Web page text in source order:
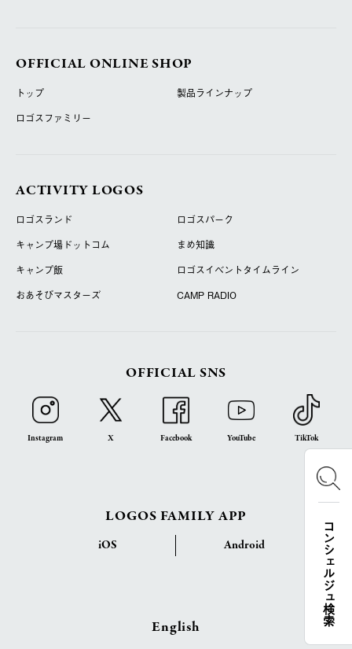
コンシェルジュ検索
OFFICIAL ONLINE SHOP
トップ
製品ラインナップ
ロゴスファミリー
ACTIVITY LOGOS
ロゴスランド
ロゴスパーク
キャンプ場ドットコム
まめ知識
キャンプ飯
ロゴスイベントタイムライン
おあそびマスターズ
CAMP RADIO
OFFICIAL SNS
Instagram X Facebook YouTube TikTok
LOGOS FAMILY APP
iOS Android
English